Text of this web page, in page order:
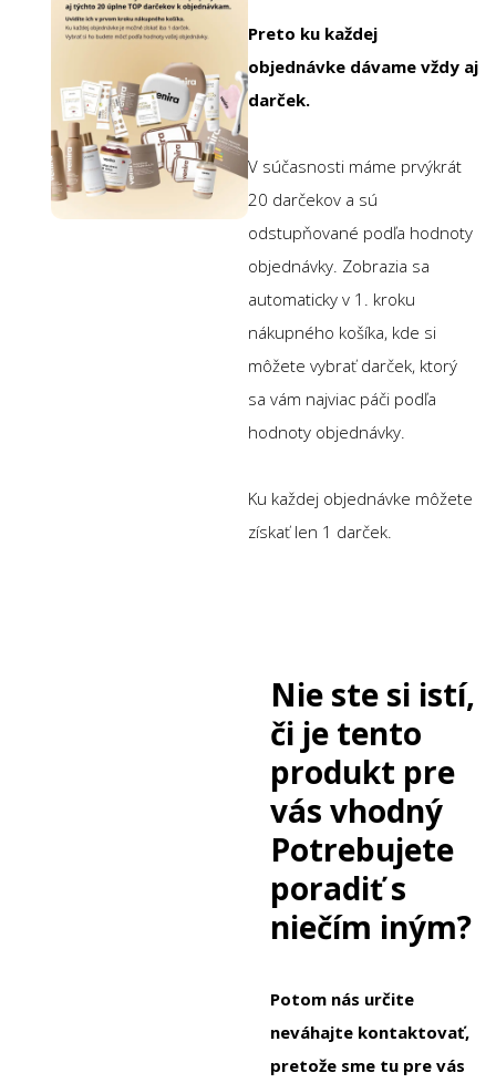
Preto ku každej
objednávke dávame vždy aj
darček.
V súčasnosti máme prvýkrát
20 darčekov a sú
odstupňované podľa hodnoty
objednávky. Zobrazia sa
automaticky v 1. kroku
nákupného košíka, kde si
môžete vybrať darček, ktorý
sa vám najviac páči podľa
hodnoty objednávky.
Ku každej objednávke môžete
získať len 1 darček.
Nie ste si istí,
či je tento
produkt pre
vás vhodný
Potrebujete
poradiť s
niečím iným?
Potom nás určite
neváhajte kontaktovať,
pretože sme tu pre vás